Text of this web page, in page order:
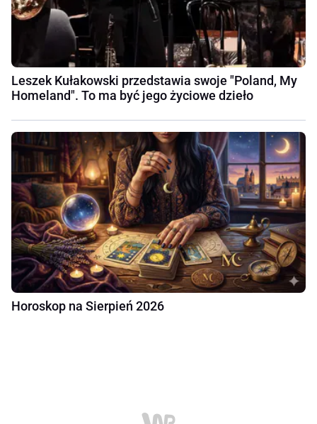
Leszek Kułakowski przedstawia swoje "Poland, My
Homeland". To ma być jego życiowe dzieło
Horoskop na Sierpień 2026